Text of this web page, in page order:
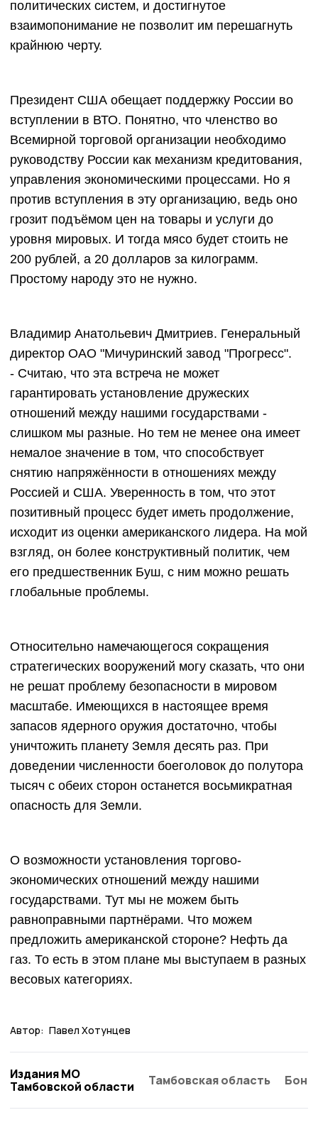
политических систем, и достигнутое
взаимопонимание не позволит им перешагнуть
крайнюю черту.
Президент США обещает поддержку России во
вступлении в ВТО. Понятно, что членство во
Всемирной торговой организации необходимо
руководству России как механизм кредитования,
управления экономическими процессами. Но я
против вступления в эту организацию, ведь оно
грозит подъёмом цен на товары и услуги до
уровня мировых. И тогда мясо будет стоить не
200 рублей, а 20 долларов за килограмм.
Простому народу это не нужно.
Владимир Анатольевич Дмитриев. Генеральный
директор ОАО "Мичуринский завод "Прогресс".
- Считаю, что эта встреча не может
гарантировать установление дружеских
отношений между нашими государствами -
слишком мы разные. Но тем не менее она имеет
немалое значение в том, что способствует
снятию напряжённости в отношениях между
Россией и США. Уверенность в том, что этот
позитивный процесс будет иметь продолжение,
исходит из оценки американского лидера. На мой
взгляд, он более конструктивный политик, чем
его предшественник Буш, с ним можно решать
глобальные проблемы.
Относительно намечающегося сокращения
стратегических вооружений могу сказать, что они
не решат проблему безопасности в мировом
масштабе. Имеющихся в настоящее время
запасов ядерного оружия достаточно, чтобы
уничтожить планету Земля десять раз. При
доведении численности боеголовок до полутора
тысяч с обеих сторон останется восьмикратная
опасность для Земли.
О возможности установления торгово-
экономических отношений между нашими
государствами. Тут мы не можем быть
равноправными партнёрами. Что можем
предложить американской стороне? Нефть да
газ. То есть в этом плане мы выступаем в разных
весовых категориях.
Автор: Павел Хотунцев
Издания МО
Тамбовской области
Тамбовская область